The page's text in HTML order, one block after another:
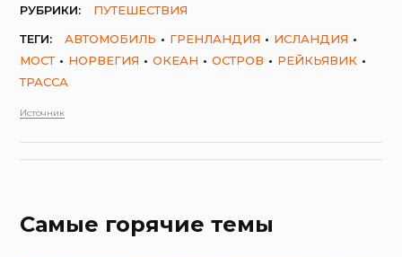
РУБРИКИ:
ПУТЕШЕСТВИЯ
ТЕГИ:
АВТОМОБИЛЬ ГРЕНЛАНДИЯ
ИСЛАНДИЯ
МОСТ
НОРВЕГИЯ ОКЕАН ОСТРОВ
РЕЙКЬЯВИК
ТРАССА
Источник
Самые горячие темы